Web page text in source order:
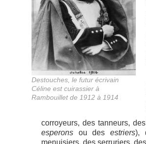
Destouches, le futur écrivain
Céline est cuirassier à
Rambouillet de 1912 à 1914
corroyeurs, des tanneurs,
esperonsou desestriers),
menuisiers, des serruriers,